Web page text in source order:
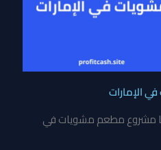
الإمارات
مشروع مطعم مشويات في